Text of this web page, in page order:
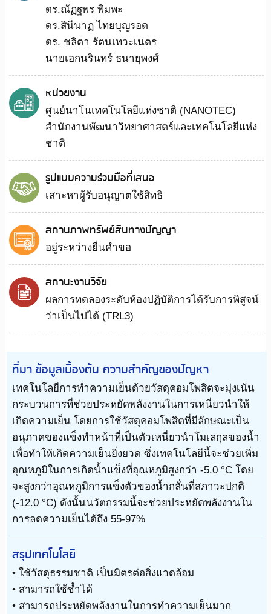
ดร.ณัฏฐพร พิมพะ
ดร.สินีนาฏ ไทยบุญรอด
ดร. ชลิตา รัตนเทวะเนตร
นายเอกนรินทร์ ธนายุพงศ์
หน่วยงาน
ศูนย์นาโนเทคโนโลยีแห่งชาติ (NANOTEC)
สำนักงานพัฒนาวิทยาศาสตร์และเทคโนโลยีแห่ง
ชาติ
รูปแบบความร่วมมือที่เสนอ
เสาะหาผู้รับอนุญาตใช้สิทธิ
สถานภาพทรัพย์สินทางปัญญา
อยู่ระหว่างยื่นคำขอ
สถานะงานวิจัย
ผลการทดลองระดับห้องปฏิบัติการได้รับการพิสูจน์
ว่าเป็นไปได้ (TRL3)
ที่มา ข้อมูลเบื้องต้น ความสำคัญของปัญหา
เทคโนโลยีการทำความเย็นด้วยวัสดุคอมโพสิตจะมุ่งเน้น
กระบวนการที่ช่วยประหยัดพลังงานในการเหนี่ยวนำให้
เกิดความเย็น โดยการใช้วัสดุคอมโพสิตที่มีลักษณะเป็น
อนุภาคของแข็งทำหน้าที่เป็นตัวเหนี่ยวนำโมเลกุลของน้ำ
เพื่อทำให้เกิดความเย็นยิ่งยวด ซึ่งเทคโนโลยีนี้จะช่วยเพิ่ม
อุณหภูมิในการเกิดน้ำแข็งที่อุณหภูมิสูงกว่า -5.0 °C โดย
จะสูงกว่าอุณหภูมิการแข็งตัวของน้ำกลั่นที่สภาวะปกติ
(-12.0 °C) ดังนั้นนวัตกรรมนี้จะช่วยประหยัดพลังงานใน
การลดความเย็นได้ถึง 55-97%
สรุปเทคโนโลยี
• ใช้วัสดุธรรมชาติ เป็นมิตรต่อสิ่งแวดล้อม
• สามารถใช้ซ้ำได้
• สามารถประหยัดพลังงานในการทำความเย็นมาก